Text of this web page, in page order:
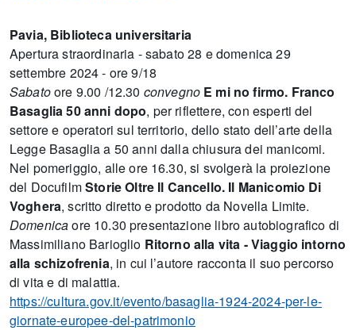
Pavia, Biblioteca universitaria
Apertura straordinaria - sabato 28 e domenica 29
settembre 2024 - ore 9/18
Sabatoore 9.00 /12.30 convegno E mi no firmo. Franco
Basaglia 50 anni dopo, per riflettere, con esperti del
settore e operatori sul territorio, dello stato dell’arte della
Legge Basaglia a 50 anni dalla chiusura dei manicomi.
Nel pomeriggio, alle ore 16.30, si svolgerà la proiezione
del DocufilmStorie Oltre Il Cancello. Il Manicomio Di
Voghera, scritto diretto e prodotto da Novella Limite.
Domenicaore 10.30 presentazione libro autobiografico di
Massimiliano Barioglio Ritorno alla vita - Viaggio intorno
alla schizofrenia, in cui l’autore racconta il suo percorso
di vita e di malattia.
https://cultura.gov.it/evento/basaglia-1924-2024-per-le-
giornate-europee-del-patrimonio